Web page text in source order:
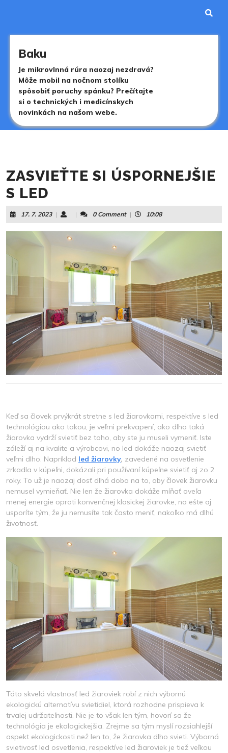
Baku
Je mikrovlnná rúra naozaj nezdravá?
Môže mobil na nočnom stolíku
spôsobiť poruchy spánku? Prečítajte
si o technických i medicínskych
novinkách na našom webe.
ZASVIEŤTE SI ÚSPORNEJŠIE
S LED
17. 7. 202317.
7.
2023
| | 0 Comment | 10:08
Keď sa človek prvýkrát stretne s led žiarovkami, respektíve s led
technológiou ako takou, je veľmi prekvapení, ako dlho taká
žiarovka vydrží svietiť bez toho, aby ste ju museli vymeniť. Iste
záleží aj na kvalite a výrobcovi, no led dokáže naozaj svietiť
veľmi dlho. Napríklad led žiarovky, zavedené na osvetlenie
zrkadla v kúpeľni, dokázali pri používaní kúpeľne svietiť aj zo 2
roky. To už je naozaj dosť dlhá doba na to, aby človek žiarovku
nemusel vymieňať. Nie len že žiarovka dokáže míňať oveľa
menej energie oproti konvenčnej klasickej žiarovke, no ešte aj
usporíte tým, že ju nemusíte tak často meniť, nakoľko má dlhú
životnosť.
Táto skvelá vlastnosť led žiaroviek robí z nich výbornú
ekologickú alternatívu svietidiel, ktorá rozhodne prispieva k
trvalej udržateľnosti. Nie je to však len tým, hovorí sa že
technológia je ekologickejšia. Zrejme sa tým myslí rozsiahlejší
aspekt ekologickosti než len to, že žiarovka dlho svieti. Výborná
svietivosť led osvetlenia, respektíve led žiaroviek je tiež veľkou